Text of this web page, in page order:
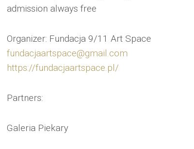
admission always free
Organizer: Fundacja 9/11 Art Space
fundacjaartspace@gmail.com
https://fundacjaartspace.pl/
Partners:
Galeria Piekary